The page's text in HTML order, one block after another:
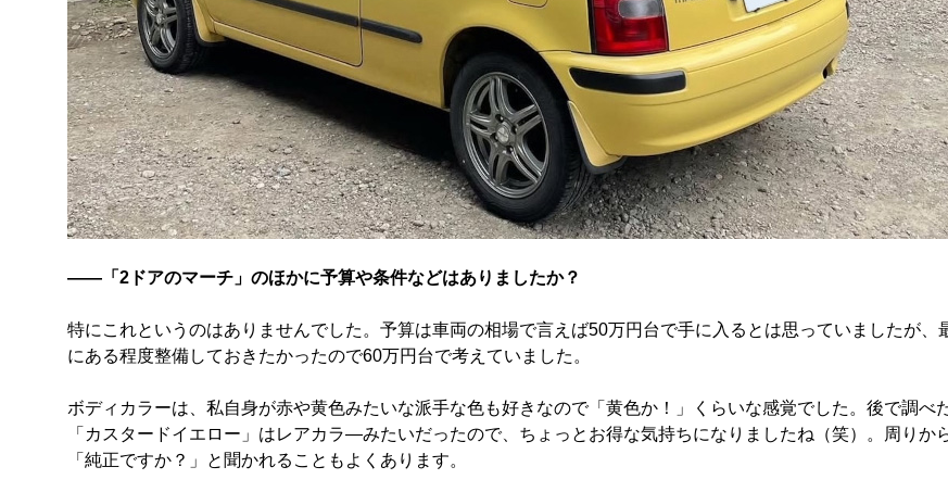
――「2ドアのマーチ」のほかに予算や条件などはありましたか？
特にこれというのはありませんでした。予算は車両の相場で言えば50万円台で手に入るとは思っていましたが、
にある程度整備しておきたかったので60万円台で考えていました。
ボディカラーは、私自身が赤や黄色みたいな派手な色も好きなので「黄色か！」くらいな感覚でした。後で調べ
「カスタードイエロー」はレアカラ―みたいだったので、ちょっとお得な気持ちになりましたね（笑）。周りか
「純正ですか？」と聞かれることもよくあります。